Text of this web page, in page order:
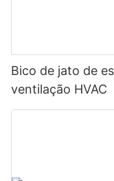
Bico de jato de
ventilação HVAC